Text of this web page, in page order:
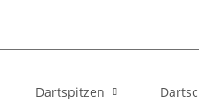
Dartspitzen